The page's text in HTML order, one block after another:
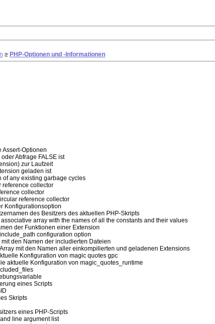
≥ PHP-Optionen und -Informationen
Optionen
Abfrage FALSE ist
zur Laufzeit
geladen ist
any existing garbage cycles
collector
collector
reference collector
Konfigurationsoption
des Besitzers des aktuellen PHP-Skripts
array with the names of all the constants and their values
der Funktionen einer Extension
configuration option
den Namen der includierten Dateien
mit den Namen aller einkompilierten und geladenen Extensions
Konfiguration von magic quotes gpc
aktuelle Konfiguration von magic_quotes_runtime
eines Scripts
Skripts
eines PHP-Scripts
line argument list